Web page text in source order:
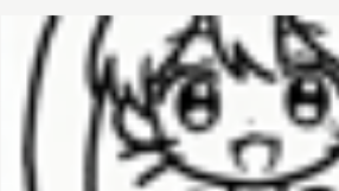
哈基榜
搜索
创建模板
返回模版